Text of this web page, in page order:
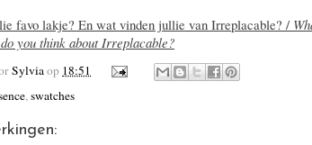
favo lakje? En wat vinden jullie van Irreplacable? /
you think about Irreplacable?
Sylviaop 18:51
,swatches